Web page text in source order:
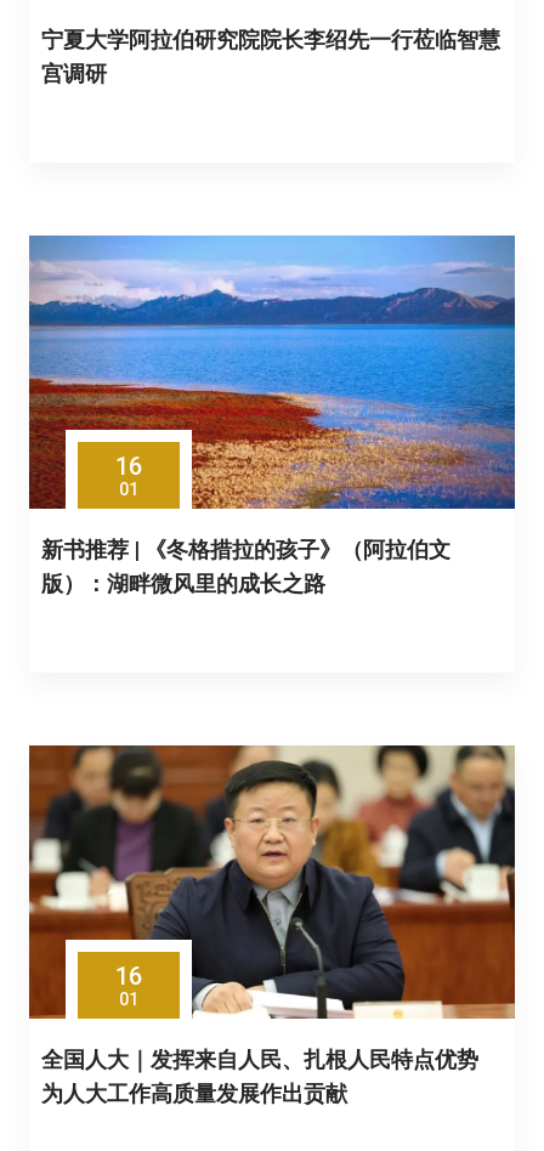
宁夏大学阿拉伯研究院院长李绍先一行莅临智慧
宫调研
16
01
新书推荐 | 《冬格措拉的孩子》（阿拉伯文
版）：湖畔微风里的成长之路
16
01
全国人大｜发挥来自人民、扎根人民特点优势
为人大工作高质量发展作出贡献